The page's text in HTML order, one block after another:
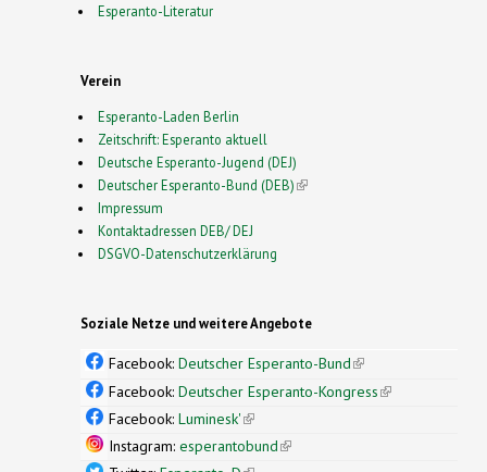
Esperanto-Literatur
Verein
Esperanto-Laden Berlin
Zeitschrift: Esperanto aktuell
Deutsche Esperanto-Jugend (DEJ)
Deutscher Esperanto-Bund (DEB)(link is external)
Impressum
Kontaktadressen DEB/ DEJ
DSGVO-Datenschutzerklärung
Soziale Netze und weitere Angebote
Facebook: Deutscher Esperanto-Bund(link is
external)
Facebook: Deutscher Esperanto-Kongress(link is
Facebook: Luminesk'(link is external)
Instagram: esperantobund(link is external)